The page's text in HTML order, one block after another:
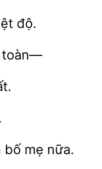
độ.
toàn—
mẹ nữa.